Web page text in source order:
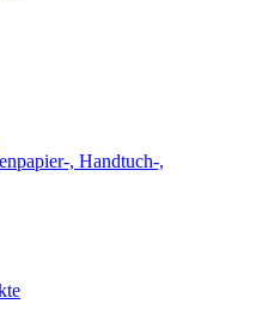
, Handtuch-,